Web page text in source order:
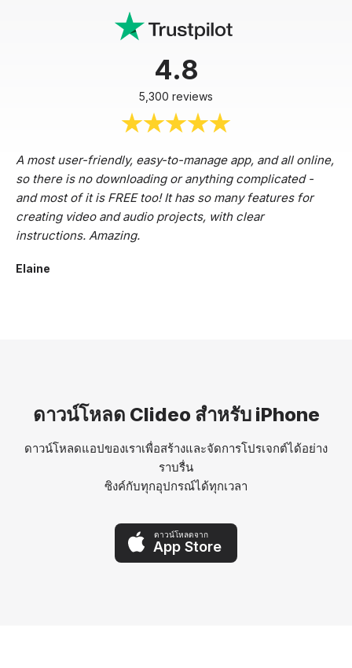
4.8
5,300 reviews
A most user-friendly, easy-to-manage app, and all online,
so there is no downloading or anything complicated -
and most of it is FREE too! It has so many features for
creating video and audio projects, with clear
instructions. Amazing.
Elaine
ดาวน์โหลด Clideo สำหรับ iPhone
ดาวน์โหลดแอปของเราเพื่อสร้างและจัดการโปรเจกต์ได้อย่าง
ราบรื่น
ซิงค์กับทุกอุปกรณ์ได้ทุกเวลา
ดาวน์โหลดจาก
App Store